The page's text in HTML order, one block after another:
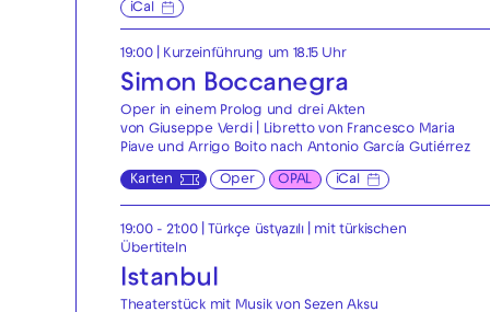
iCal
19:00 | Kurzeinführung um 18.15 Uhr
Simon Boccanegra
Oper in einem Prolog und drei Akten
von Giuseppe Verdi | Libretto von Francesco Maria
Piave und Arrigo Boito nach Antonio García Gutiérrez
Karten Oper OPAL iCal
19:00 - 21:00|
Türkçe üstyazılı | mit türkischen
Übertiteln
Istanbul
Theaterstück mit Musik von Sezen Aksu